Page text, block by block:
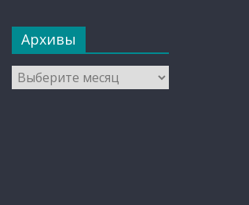
Архивы
Архивы